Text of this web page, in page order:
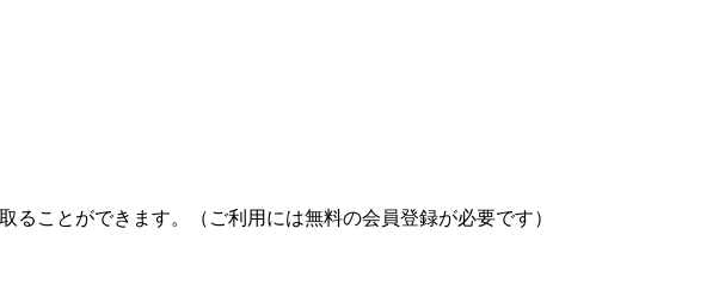
ことができます。（ご利用には無料の会員登録が必要です）